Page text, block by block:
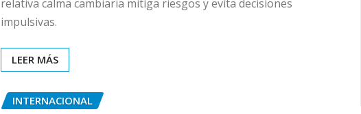
relativa calma cambiaria mitiga riesgos y evita decisiones
impulsivas.
LEER MÁS
INTERNACIONAL